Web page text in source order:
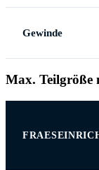
Gewinde
Max. Teilgröße